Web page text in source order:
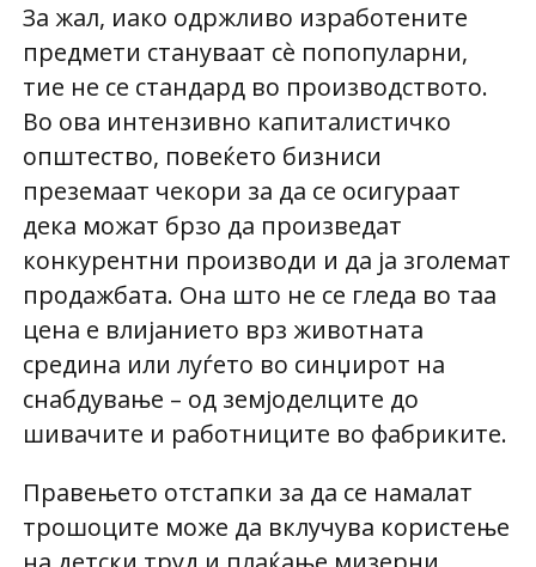
За жал, иако одржливо изработените
предмети стануваат сѐ попопуларни,
тие не се стандард во производството.
Во ова интензивно капиталистичко
општество, повеќето бизниси
преземаат чекори за да се осигураат
дека можат брзо да произведат
конкурентни производи и да ја зголемат
продажбата. Она што не се гледа во таа
цена е влијанието врз животната
средина или луѓето во синџирот на
снабдување – од земјоделците до
шивачите и работниците во фабриките.
Правењето отстапки за да се намалат
трошоците може да вклучува користење